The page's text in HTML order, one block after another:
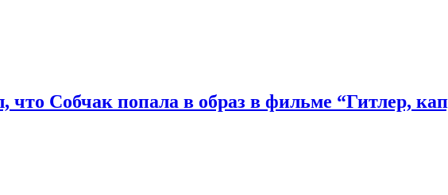
что Собчак попала в образ в фильме “Гитлер,